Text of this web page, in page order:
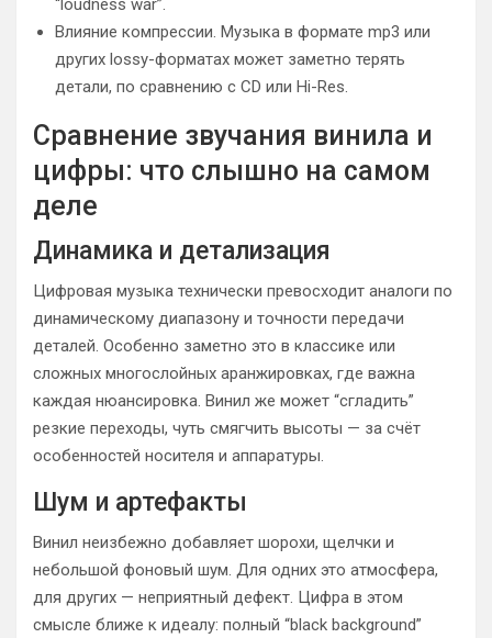
“loudness war”.
Влияние компрессии. Музыка в формате mp3 или
других lossy-форматах может заметно терять
детали, по сравнению с CD или Hi-Res.
Сравнение звучания винила и
цифры: что слышно на самом
деле
Динамика и детализация
Цифровая музыка технически превосходит аналоги по
динамическому диапазону и точности передачи
деталей. Особенно заметно это в классике или
сложных многослойных аранжировках, где важна
каждая нюансировка. Винил же может “сгладить”
резкие переходы, чуть смягчить высоты — за счёт
особенностей носителя и аппаратуры.
Шум и артефакты
Винил неизбежно добавляет шорохи, щелчки и
небольшой фоновый шум. Для одних это атмосфера,
для других — неприятный дефект. Цифра в этом
смысле ближе к идеалу: полный “black background”